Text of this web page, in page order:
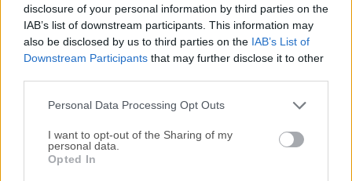
disclosure of your personal information by third parties on the
IAB’s list of downstream participants. This information may
also be disclosed by us to third parties on the IAB’s List of
Downstream Participants that may further disclose it to other
Personal Data Processing Opt Outs
I want to opt-out of the Sharing of my
personal data.
Opted In
estudiantes, investigadores, desarrolladores y cualquier
persona que necesite un potente cuaderno
digital.CherryTree para Windows es compatible con el
formato de texto enriquecido, el resaltado de sintaxis de
código y las imágenes incrustadas, lo que lo convierte en
una opción versátil para tomar notas y gestionar el